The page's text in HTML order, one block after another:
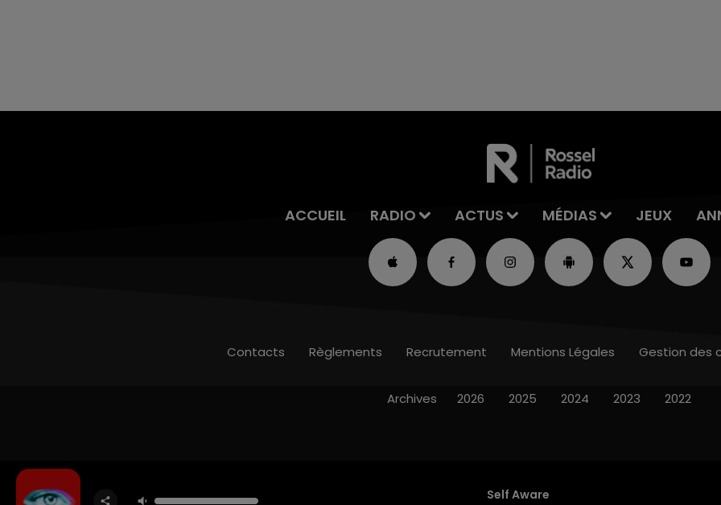
ACCUEIL RADIO ACTUS MÉDIAS JEUX
Self Aware
Contacts Règlements Recrutement Mentions Légales Gestion des
Archives 2026 2025 2024 2023 2022